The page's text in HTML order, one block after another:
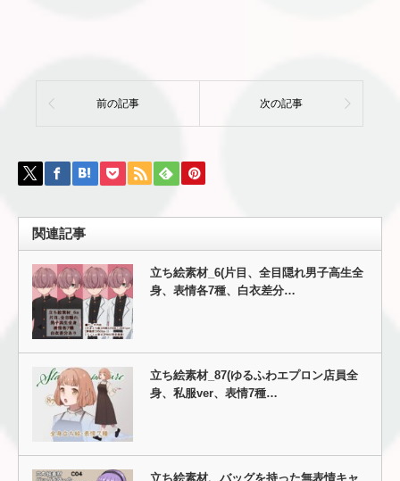
前の記事 次の記事
関連記事
立ち絵素材_6(片目、全目隠れ男子高生全
身、表情各7種、白衣差分…
立ち絵素材_87(ゆるふわエプロン店員全
身、私服ver、表情7種…
立ち絵素材、バッグを持った無表情キャ